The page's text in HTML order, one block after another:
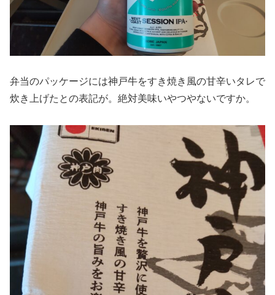
弁当のパッケージには神戸牛をすき焼き風の甘辛いタレで
炊き上げたとの表記が。絶対美味いやつやないですか。